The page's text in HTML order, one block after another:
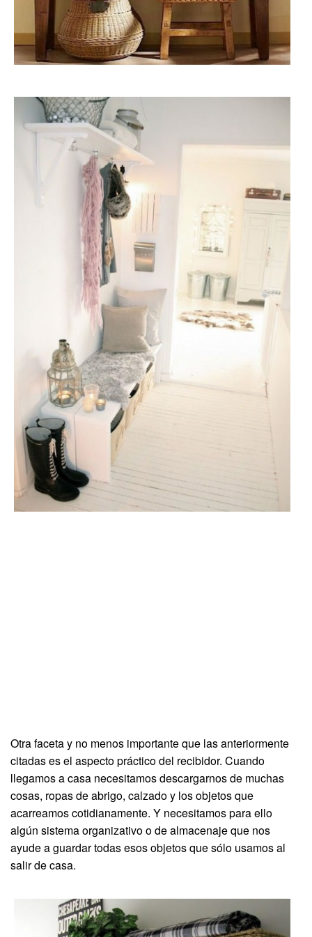
Otra faceta y no menos importante que las anteriormente
citadas es el aspecto práctico del recibidor. Cuando
llegamos a casa necesitamos descargarnos de muchas
cosas, ropas de abrigo, calzado y los objetos que
acarreamos cotidianamente. Y necesitamos para ello
algún sistema organizativo o de almacenaje que nos
ayude a guardar todas esos objetos que sólo usamos al
salir de casa.